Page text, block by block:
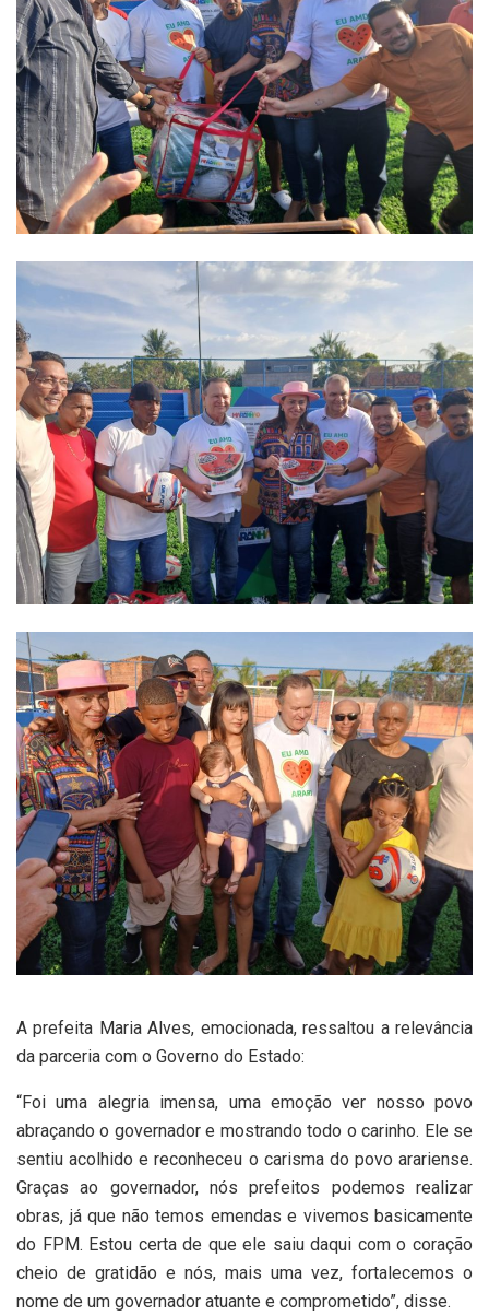
A prefeita Maria Alves, emocionada, ressaltou a relevância
da parceria com o Governo do Estado:
“Foi uma alegria imensa, uma emoção ver nosso povo
abraçando o governador e mostrando todo o carinho. Ele se
sentiu acolhido e reconheceu o carisma do povo arariense.
Graças ao governador, nós prefeitos podemos realizar
obras, já que não temos emendas e vivemos basicamente
do FPM. Estou certa de que ele saiu daqui com o coração
cheio de gratidão e nós, mais uma vez, fortalecemos o
nome de um governador atuante e comprometido”, disse.